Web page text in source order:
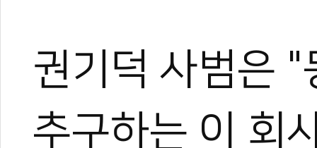
권기덕 사범은
추구하는 이 회